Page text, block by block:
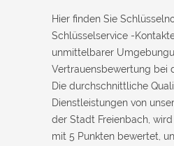
Hier finden Sie
Schlüsselservice -
unmittelbarer
Vertrauensbewertung bei
Die durchschnittliche
Dienstleistungen von
der Stadt Freienbach,
mit 5 Punkten bewertet,